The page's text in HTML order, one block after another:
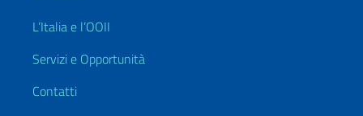
L’Italia e l’OOII
Servizi e Opportunità
Contatti